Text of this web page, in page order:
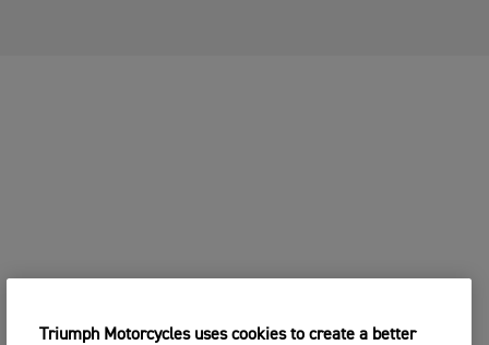
Triumph Motorcycles uses cookies to create a better